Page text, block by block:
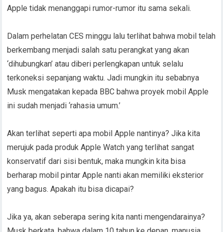
Apple tidak menanggapi rumor-rumor itu sama sekali.
Dalam perhelatan CES minggu lalu terlihat bahwa mobil telah
berkembang menjadi salah satu perangkat yang akan
‘dihubungkan’ atau diberi perlengkapan untuk selalu
terkoneksi sepanjang waktu. Jadi mungkin itu sebabnya
Musk mengatakan kepada BBC bahwa proyek mobil Apple
ini sudah menjadi ‘rahasia umum.’
Akan terlihat seperti apa mobil Apple nantinya? Jika kita
merujuk pada produk Apple Watch yang terlihat sangat
konservatif dari sisi bentuk, maka mungkin kita bisa
berharap mobil pintar Apple nanti akan memiliki eksterior
yang bagus. Apakah itu bisa dicapai?
Jika ya, akan seberapa sering kita nanti mengendarainya?